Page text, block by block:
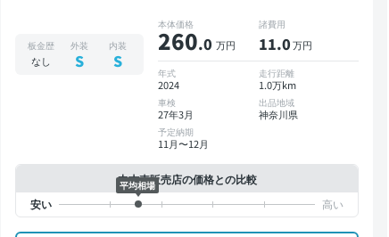
衝突軽減 両側電動スライドドア
板金歴
なし
外装
S
内装
S
本体価格
260.0 万円
諸費用
11.0万円
年式
2024
走行距離
1.0万km
車検
27年3月
出品地域
神奈川県
予定納期
11月〜12月
中古車販売店の価格との比較
平均相場